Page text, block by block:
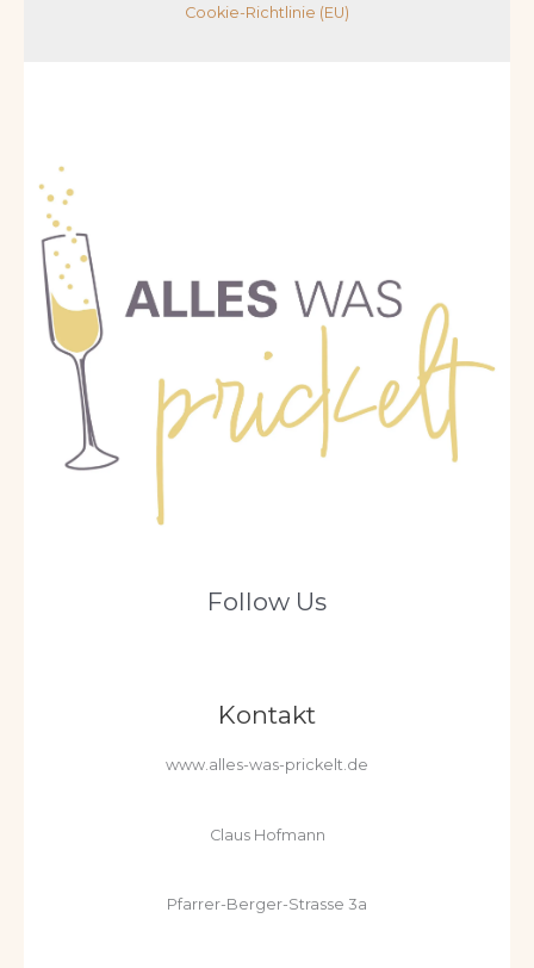
Cookie-Richtlinie (EU)
Follow Us
Kontakt
www.alles-was-prickelt.de
Claus Hofmann
Pfarrer-Berger-Strasse 3a